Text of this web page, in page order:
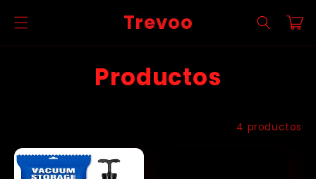
contenido
Trevoo Carrito
C
e
Productos
4 productos